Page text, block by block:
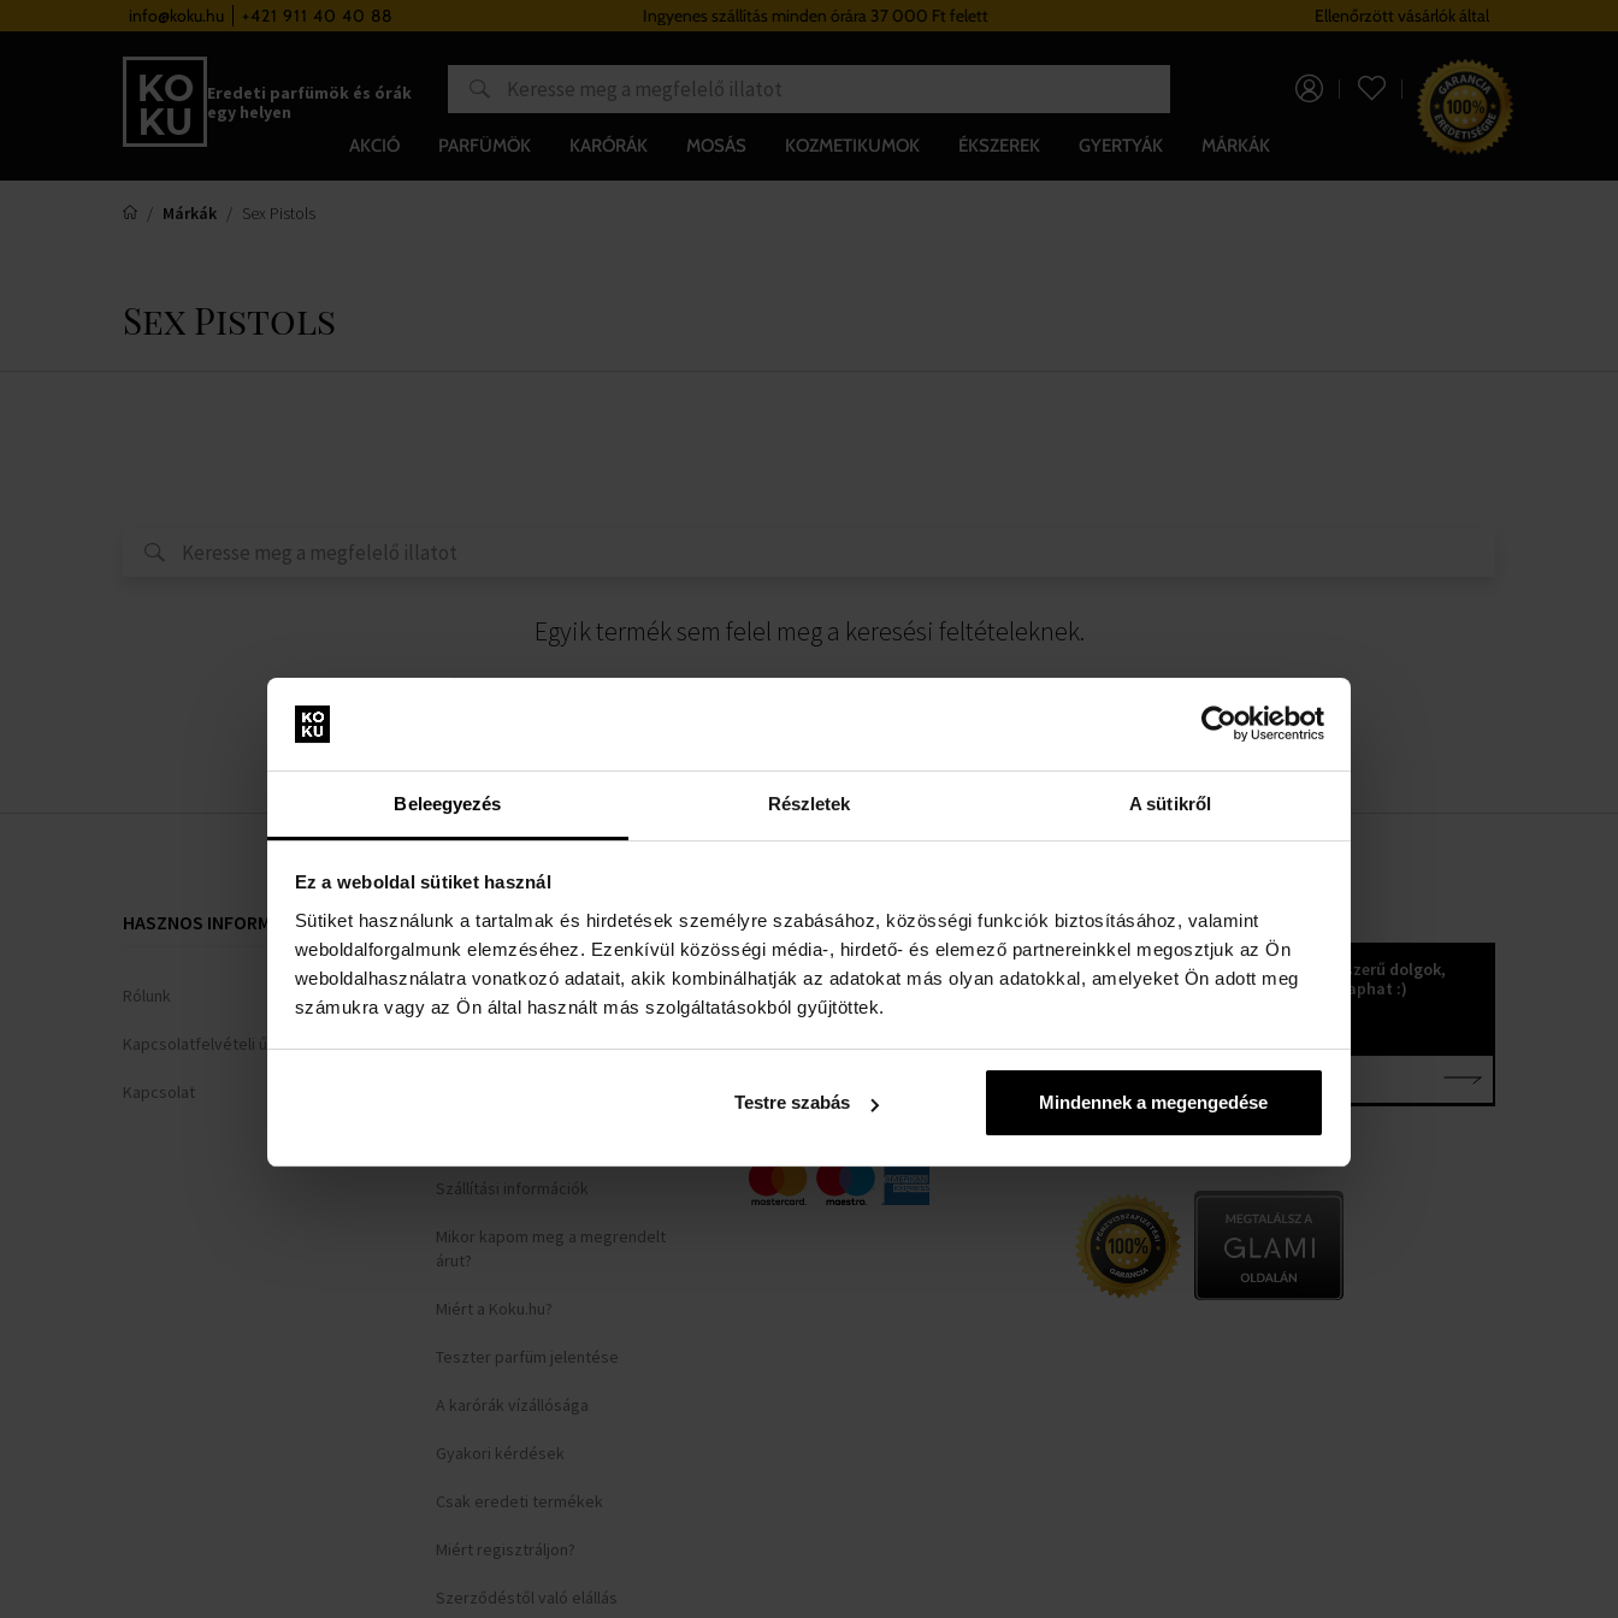
Beleegyezés Részletek A sütikről
Ez a weboldal sütiket használ
Sütiket használunk a tartalmak és hirdetések személyre szabásához, közösségi funkciók biztosításához, valamint
weboldalforgalmunk elemzéséhez. Ezenkívül közösségi média-, hirdető- és elemező partnereinkkel megosztjuk az Ön
weboldalhasználatra vonatkozó adatait, akik kombinálhatják az adatokat más olyan adatokkal, amelyeket Ön adott meg
számukra vagy az Ön által használt más szolgáltatásokból gyűjtöttek.
Testre szabás Mindennek a megengedése
info@koku.hu +421 911 40 40 88
Hűségrendszer Ingyenes szállítás minden órára 37 000 Ft felett Ellenőrzött vásárlók által
Eredeti parfümök és órák
egy helyen
0 Ft
AKCIÓ PARFÜMÖK KARÓRÁK MOSÁS KOZMETIKUMOK ÉKSZEREK GYERTYÁK MÁRKÁK
Márkák Sex Pistols
Sex Pistols
Egyik termék sem felel meg a keresési feltételeknek.
HASZNOS INFORMÁCIÓK
Rólunk
Kapcsolatfelvételi űrlap
Kapcsolat
VÁSÁRLÓI TÁJÉKOZTATÓ
Hűségrendszer
Általános Szerződési Feltételek
Szállítási információk
Mikor kapom meg a megrendelt
árut?
Miért a Koku.hu?
Teszter parfüm jelentése
A karórák vízállósága
Gyakori kérdések
Csak eredeti termékek
Miért regisztráljon?
Szerződéstől való elállás
FIZETÉSI INFORMÁCIÓK
Utánvéttel
KOKULETTER
Újdonságok, trendek és egyéb nagyszerű dolgok,
amelyeket a kokuletter küldésével kaphat :)